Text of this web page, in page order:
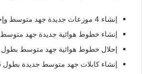
إنشاء 4 موزعات جديدة جهد متوسط وإحلال موزع قائم.
إنشاء خطوط هوائية جديدة جهد متوسط بطول 14.45
إحلال خطوط هوائية جهد متوسط بطول 220.67 كيلومتر.
إنشاء كابلات جهد متوسط جديدة بطول 383.245 كيلومتر.